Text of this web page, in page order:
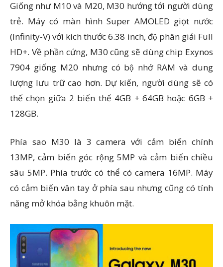
Giống như M10 và M20, M30 hướng tới người dùng
trẻ. Máy có màn hình Super AMOLED giọt nước
(Infinity-V) với kích thước 6.38 inch, độ phân giải Full
HD+. Về phần cứng, M30 cũng sẽ dùng chip Exynos
7904 giống M20 nhưng có bộ nhớ RAM và dung
lượng lưu trữ cao hơn. Dự kiến, người dùng sẽ có
thể chọn giữa 2 biến thể 4GB + 64GB hoặc 6GB +
128GB.
Phía sao M30 là 3 camera với cảm biến chính
13MP, cảm biến góc rộng 5MP và cảm biến chiều
sâu 5MP. Phía trước có thể có camera 16MP. Máy
có cảm biến vân tay ở phía sau nhưng cũng có tính
năng mở khóa bằng khuôn mặt.